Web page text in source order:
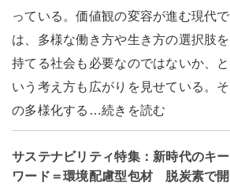
っている。価値観の変容が進む現代で
は、多様な働き方や生き方の選択肢を
持てる社会も必要なのではないか、と
いう考え方も広がりを見せている。そ
の多様化する…続きを読む
サステナビリティ特集：新時代のキー
ワード＝環境配慮型包材 脱炭素で開